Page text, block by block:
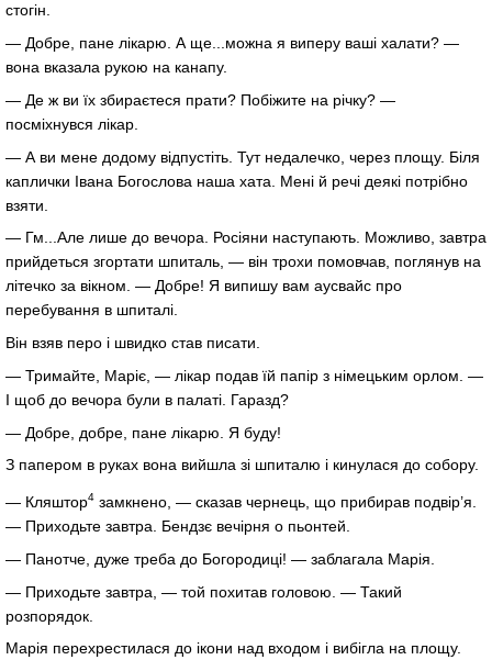
стогін.
— Добре, пане лікарю. А ще...можна я виперу ваші халати? —
вона вказала рукою на канапу.
— Де ж ви їх збираєтеся прати? Побіжите на річку? —
посміхнувся лікар.
— А ви мене додому відпустіть. Тут недалечко, через площу. Біля
каплички Івана Богослова наша хата. Мені й речі деякі потрібно
взяти.
— Гм...Але лише до вечора. Росіяни наступають. Можливо, завтра
прийдеться згортати шпиталь, — він трохи помовчав, поглянув на
літечко за вікном. — Добре! Я випишу вам аусвайс про
перебування в шпиталі.
Він взяв перо і швидко став писати.
— Тримайте, Маріє, — лікар подав їй папір з німецьким орлом. —
І щоб до вечора були в палаті. Гаразд?
— Добре, добре, пане лікарю. Я буду!
З папером в руках вона вийшла зі шпиталю і кинулася до собору.
— Кляштор4 замкнено, — сказав чернець, що прибирав подвір’я.
— Приходьте завтра. Бендзє вечірня о пьонтей.
— Панотче, дуже треба до Богородиці! — заблагала Марія.
— Приходьте завтра, — той похитав головою. — Такий
розпорядок.
Марія перехрестилася до ікони над входом і вибігла на площу.